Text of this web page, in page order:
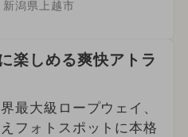
アウトドア
春休み
新潟県上越市
楽しめる爽快アトラ
最大級ロープウェイ、
フォトスポットに本格